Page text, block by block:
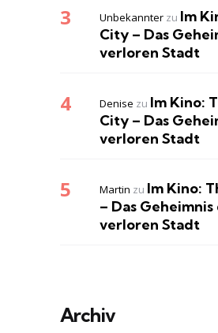
Unbekannter zu Im
City – Das
verloren Stadt
Denise zu Im Kino:
City – Das
verloren Stadt
Martin zu Im Kino:
– Das
verloren Stadt
Archiv